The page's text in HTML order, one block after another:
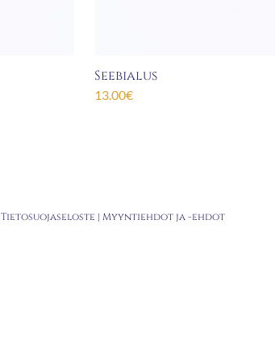
Seebialus
13.00€
Tietosuojaseloste | Myyntiehdot ja -ehdot